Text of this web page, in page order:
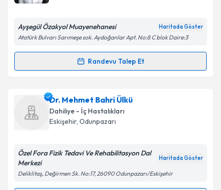
Kişisel verilerimin işlenmesine ilişkin
Metni'ni okudum ve kişisel verilerimin belirtilen
Takvim Talebini Gönder
Ayşegül Özakyol Muayenehanesi Haritada Göster
Atatürk Bulvarı Sarımeşe sok. Aydoğanlar Apt. No:8 C blok Daire:3
Randevu Talep Et
Randevu Takvimi Talebi
Dr. Ayşegül Özakyol Harmancı
talebi oluşturun. Size bu uzmandan randevu almanız
için bir takvim hazırlandığında e-posta ile
bilgilendireceğiz.
Dr. Mehmet Bahri Ülkü
Dahiliye - İç Hastalıkları
Eskişehir, Odunpazarı
Özel Fora Fizik Tedavi Ve Rehabilitasyon Dal
Merkezi
Haritada Göster
Deliklitaş, Değirmen Sk. No:17, 26090 Odunpazarı/Eskişehir